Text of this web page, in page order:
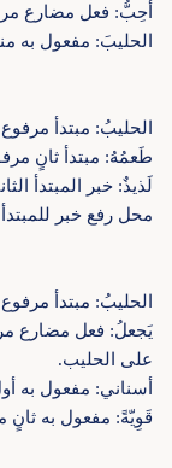
أُحِبُّ: فعل مضارع
الحليبَ: مفعول به
الحليبُ: مبتدأ
طَعمُهُ: مبتدأ ثانٍ
لَذيذٌ: خبر المبتدأ
محل رفع خبر
الحليبُ: مبتدأ
يَجعلُ: فعل مضارع
على الحليب.
أسناني: مفعول به
قَوِيّةً: مفعول به